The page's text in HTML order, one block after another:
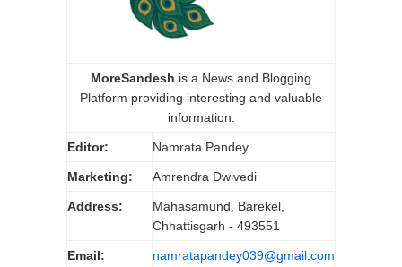
MoreSandesh is a News and Blogging
Platform providing interesting and valuable
information.
Editor: Namrata Pandey
Marketing: Amrendra Dwivedi
Address:
Mahasamund, Barekel,
Chhattisgarh - 493551
Email: namratapandey039@gmail.com